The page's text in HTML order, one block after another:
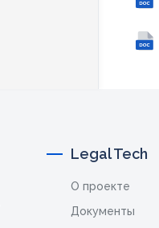
Legal Tech
О проекте
Документы